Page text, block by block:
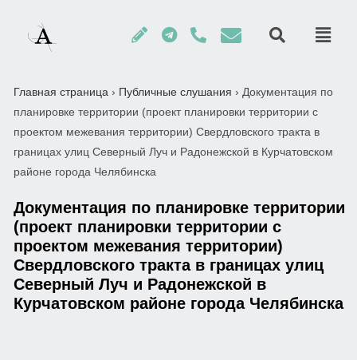
Главная страница › Публичные слушания › Документация по
планировке территории (проект планировки территории с
проектом межевания территории) Свердловского тракта в
границах улиц Северный Луч и Радонежской в Курчатовском
районе города Челябинска
Документация по планировке территории
(проект планировки территории с
проектом межевания территории)
Свердловского тракта в границах улиц
Северный Луч и Радонежской в
Курчатовском районе города Челябинска